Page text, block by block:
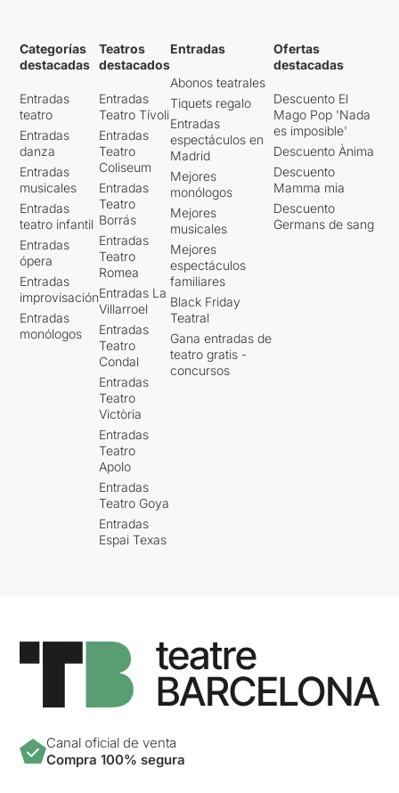
Categorías
destacadas
Entradas
teatro
Entradas
danza
Entradas
musicales
Entradas
teatro infantil
Entradas
ópera
Entradas
improvisación
Entradas
monólogos
Teatros
destacados
Entradas
Teatro Tívoli
Entradas
Teatro
Coliseum
Entradas
Teatro
Borrás
Entradas
Teatro
Romea
Entradas La
Villarroel
Entradas
Teatro
Condal
Entradas
Teatro
Victòria
Entradas
Teatro
Apolo
Entradas
Teatro Goya
Entradas
Espai Texas
Entradas
Abonos teatrales
Tiquets regalo
Entradas
espectáculos en
Madrid
Mejores
monólogos
Mejores
musicales
Mejores
espectáculos
familiares
Black Friday
Teatral
Gana entradas de
teatro gratis -
concursos
Ofertas
destacadas
Descuento El
Mago Pop 'Nada
es imposible'
Descuento Ànima
Descuento
Mamma mia
Descuento
Germans de sang
Canal oficial de venta
Compra 100% segura